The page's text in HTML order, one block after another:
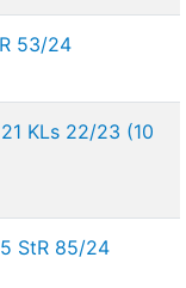
53/24
KLs 22/23 (10
StR 85/24